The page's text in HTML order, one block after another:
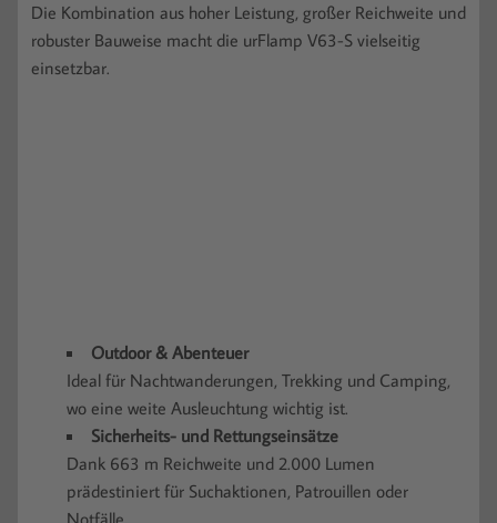
Die Kombination aus hoher Leistung, großer Reichweite und
robuster Bauweise macht die urFlamp V63-S vielseitig
einsetzbar.
Outdoor & Abenteuer
Ideal für Nachtwanderungen, Trekking und Camping,
wo eine weite Ausleuchtung wichtig ist.
Sicherheits- und Rettungseinsätze
Dank 663 m Reichweite und 2.000 Lumen
prädestiniert für Suchaktionen, Patrouillen oder